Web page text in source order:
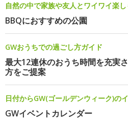
自然の中で家族や友人とワイワイ楽し
BBQにおすすめの公園
GWおうちでの過ごし方ガイド
最大12連休のおうち時間を充実
方をご提案
日付からGW(ゴールデンウィーク)の
GWイベントカレンダー